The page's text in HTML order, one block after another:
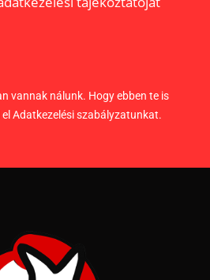
vannak nálunk. Hogy ebben te is
el Adatkezelési szabályzatunkat.